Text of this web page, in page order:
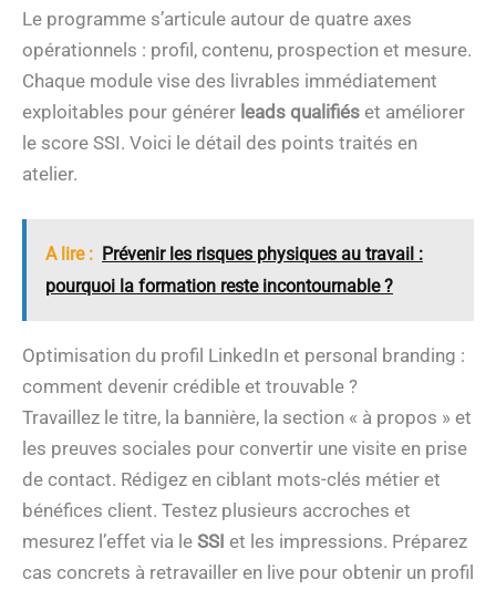
Le programme s’articule autour de quatre axes
opérationnels : profil, contenu, prospection et mesure.
Chaque module vise des livrables immédiatement
exploitables pour générer leads qualifiés et améliorer
le score SSI. Voici le détail des points traités en
atelier.
A lire : Prévenir les risques physiques au travail :
pourquoi la formation reste incontournable ?
Optimisation du profil LinkedIn et personal branding :
comment devenir crédible et trouvable ?
Travaillez le titre, la bannière, la section « à propos » et
les preuves sociales pour convertir une visite en prise
de contact. Rédigez en ciblant mots-clés métier et
bénéfices client. Testez plusieurs accroches et
mesurez l’effet via le SSI et les impressions. Préparez
cas concrets à retravailler en live pour obtenir un profil